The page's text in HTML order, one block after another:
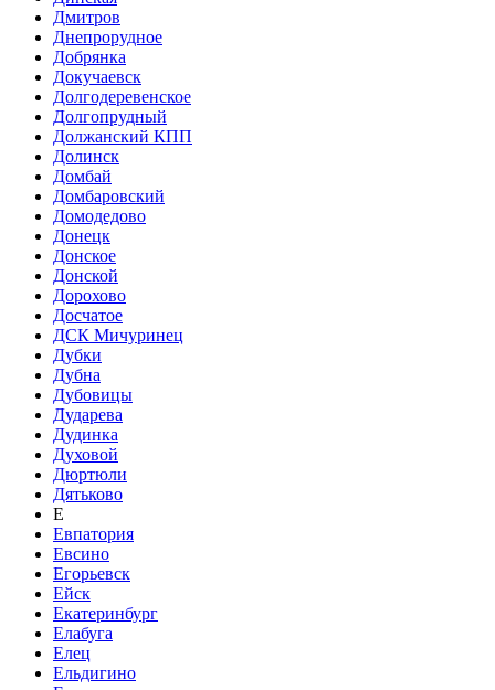
Дмитров
Днепрорудное
Добрянка
Докучаевск
Долгодеревенское
Долгопрудный
Должанский КПП
Долинск
Домбай
Домбаровский
Домодедово
Донецк
Донское
Донской
Дорохово
Досчатое
ДСК Мичуринец
Дубки
Дубна
Дубовицы
Дударева
Дудинка
Духовой
Дюртюли
Дятьково
Е
Евпатория
Евсино
Егорьевск
Ейск
Екатеринбург
Елабуга
Елец
Ельдигино